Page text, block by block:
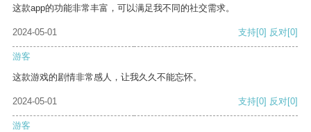
这款app的功能非常丰富，可以满足我不同的社交需求。
2024-05-01 支持[0] 反对[0]
游客
这款游戏的剧情非常感人，让我久久不能忘怀。
2024-05-01 支持[0] 反对[0]
游客